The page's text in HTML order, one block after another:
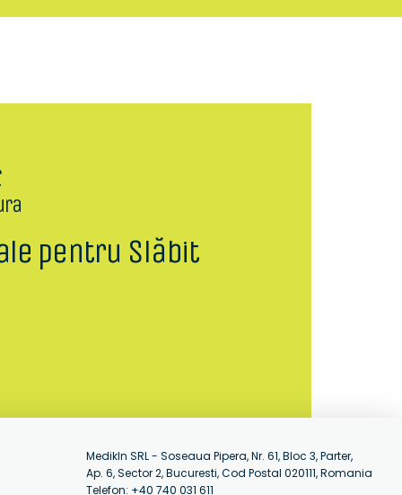
pentru Slăbit
MedikIn SRL - Soseaua Pipera, Nr. 61, Bloc 3, Parter,
Ap. 6, Sector 2, Bucuresti, Cod Postal 020111, Romania
Telefon: +40 740 031 611